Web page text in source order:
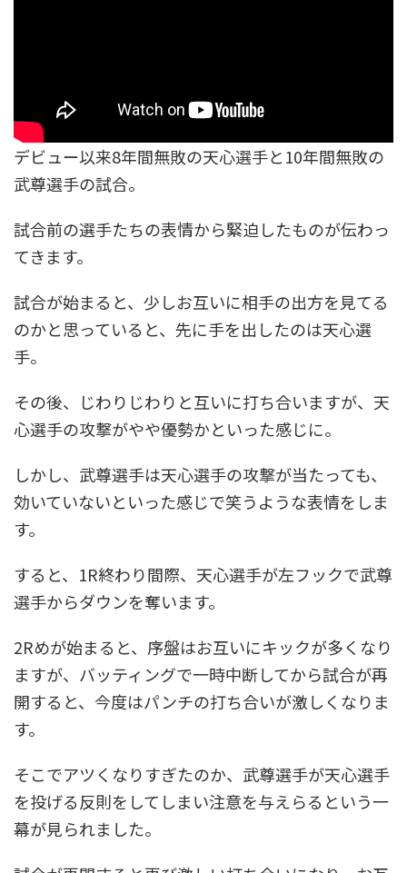
デビュー以来8年間無敗の天心選手と10年間無敗の
武尊選手の試合。
試合前の選手たちの表情から緊迫したものが伝わっ
てきます。
試合が始まると、少しお互いに相手の出方を見てる
のかと思っていると、先に手を出したのは天心選
手。
その後、じわりじわりと互いに打ち合いますが、天
心選手の攻撃がやや優勢かといった感じに。
しかし、武尊選手は天心選手の攻撃が当たっても、
効いていないといった感じで笑うような表情をしま
す。
すると、1R終わり間際、天心選手が左フックで武尊
選手からダウンを奪います。
2Rめが始まると、序盤はお互いにキックが多くなり
ますが、バッティングで一時中断してから試合が再
開すると、今度はパンチの打ち合いが激しくなりま
す。
そこでアツくなりすぎたのか、武尊選手が天心選手
を投げる反則をしてしまい注意を与えらるという一
幕が見られました。